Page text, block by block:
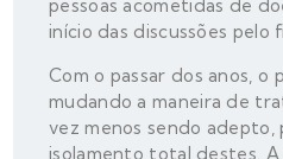
pessoas acometidas de
início das discussões pelo
Com o passar dos anos, o
mudando a maneira de
vez menos sendo adepto,
isolamento total destes.